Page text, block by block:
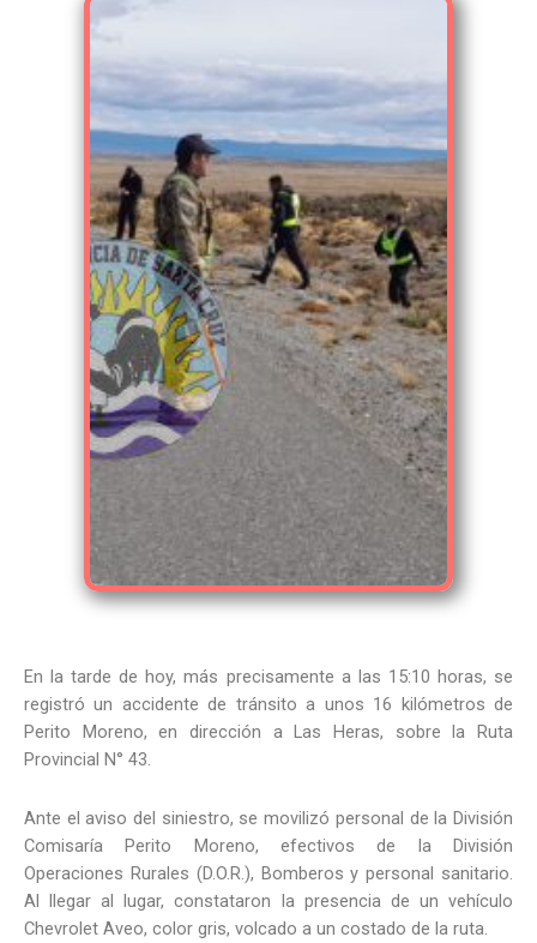
En la tarde de hoy, más precisamente a las 15:10 horas, se
registró un accidente de tránsito a unos 16 kilómetros de
Perito Moreno, en dirección a Las Heras, sobre la Ruta
Provincial N° 43.
Ante el aviso del siniestro, se movilizó personal de la División
Comisaría Perito Moreno, efectivos de la División
Operaciones Rurales (D.O.R.), Bomberos y personal sanitario.
Al llegar al lugar, constataron la presencia de un vehículo
Chevrolet Aveo, color gris, volcado a un costado de la ruta.